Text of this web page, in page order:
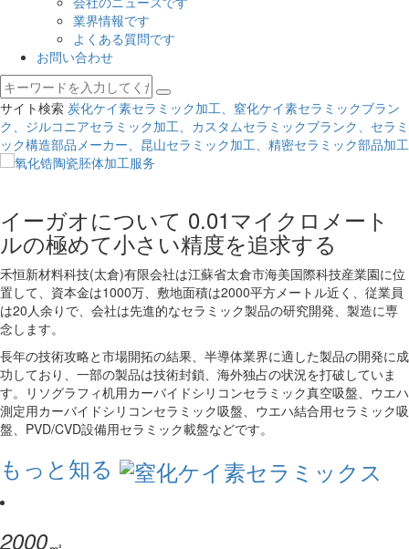
業界情報です
よくある質問です
お問い合わせ
サイト検索 炭化ケイ素セラミック加工、窒化ケイ素セラミックブラン
ク、ジルコニアセラミック加工、カスタムセラミックブランク、セラミ
ック構造部品メーカー、昆山セラミック加工、精密セラミック部品加工
イーガオについて 0.01マイクロメート
ルの極めて小さい精度を追求する
禾恒新材料科技(太倉)有限会社は江蘇省太倉市海美国際科技産業園に位
置して、資本金は1000万、敷地面積は2000平方メートル近く、従業員
は20人余りで、会社は先進的なセラミック製品の研究開発、製造に専
念します。
長年の技術攻略と市場開拓の結果、半導体業界に適した製品の開発に成
功しており、一部の製品は技術封鎖、海外独占の状況を打破していま
す。リソグラフィ机用カーバイドシリコンセラミック真空吸盤、ウエハ
測定用カーバイドシリコンセラミック吸盤、ウエハ結合用セラミック吸
盤、PVD/CVD設備用セラミック載盤などです。
もっと知る
2000